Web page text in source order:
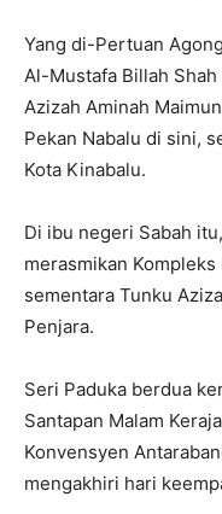
Yang di-Pertuan
Al-Mustafa Billah
Azizah Aminah
Pekan Nabalu di sini,
Kota Kinabalu.
Di ibu negeri Sabah
merasmikan
sementara Tunku
Penjara.
Seri Paduka berdua
Santapan Malam
Konvensyen
mengakhiri hari